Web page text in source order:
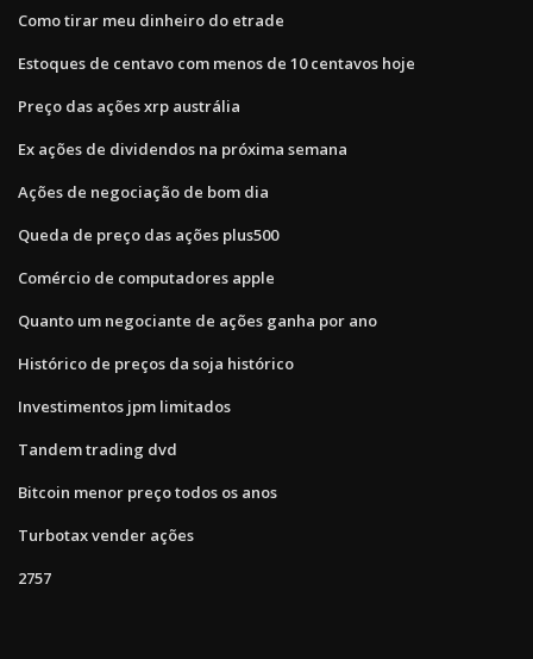
Como tirar meu dinheiro do etrade
Estoques de centavo com menos de 10 centavos hoje
Preço das ações xrp austrália
Ex ações de dividendos na próxima semana
Ações de negociação de bom dia
Queda de preço das ações plus500
Comércio de computadores apple
Quanto um negociante de ações ganha por ano
Histórico de preços da soja histórico
Investimentos jpm limitados
Tandem trading dvd
Bitcoin menor preço todos os anos
Turbotax vender ações
2757